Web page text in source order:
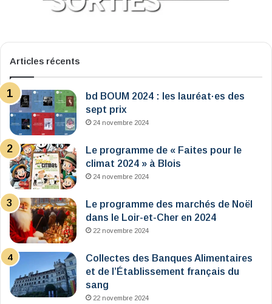
Articles récents
bd BOUM 2024 : les lauréat·es des
sept prix
24 novembre 2024
Le programme de « Faites pour le
climat 2024 » à Blois
24 novembre 2024
Le programme des marchés de Noël
dans le Loir-et-Cher en 2024
22 novembre 2024
Collectes des Banques Alimentaires
et de l’Établissement français du
sang
22 novembre 2024